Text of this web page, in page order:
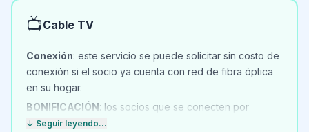
Planes de internet desde: 100, 150, 200 hasta 500
MB
📺Cable TV
Conexión: este servicio se puede solicitar sin costo de
conexión si el socio ya cuenta con red de fibra óptica
en su hogar.
BONIFICACIÓN: los socios que se conecten por
primera vez a los servicios vía red de fibra óptica,
↓ Seguir leyendo...